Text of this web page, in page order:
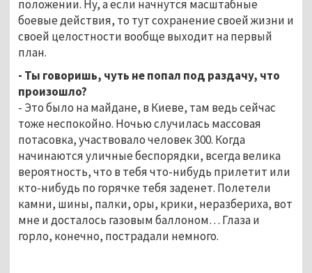
положении. Ну, а если начнутся масштабные
боевые действия, то тут сохранение своей жизни и
своей целостности вообще выходит на первый
план.
- Ты говоришь, чуть не попал под раздачу, что
произошло?
- Это было на майдане, в Киеве, там ведь сейчас
тоже неспокойно. Ночью случилась массовая
потасовка, участвовало человек 300. Когда
начинаются уличные беспорядки, всегда велика
вероятность, что в тебя что-нибудь прилетит или
кто-нибудь по горячке тебя заденет. Полетели
камни, шины, палки, оры, крики, неразбериха, вот
мне и досталось газовым баллоном… Глаза и
горло, конечно, пострадали немного.